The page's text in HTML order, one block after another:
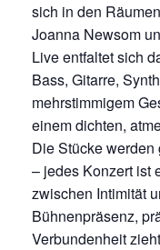
sich in den
Joanna Newsom
Live entfaltet sich
Bass, Gitarre,
mehrstimmigem
einem dichten,
Die Stücke werden
– jedes Konzert ist
zwischen Intimität
Bühnenpräsenz,
Verbundenheit